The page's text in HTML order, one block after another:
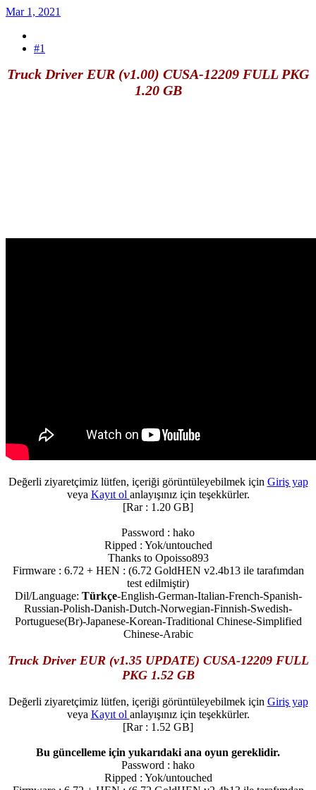
Mar 1, 2021
#1
Truck Driver EUR (v1.00) CUSA-12209 FULL PKG
1.20 GB
Değerli ziyaretçimiz lütfen, içeriği görüntüleyebilmek için Giriş yap
veya Kayıt ol anlayışınız için teşekkürler.
[Rar : 1.20 GB]
Password : hako
Ripped : Yok/untouched
Thanks to Opoisso893
Firmware : 6.72 + HEN : (6.72 GoldHEN v2.4b13 ile tarafımdan
test edilmiştir)
Dil/Language: Türkçe-English-German-Italian-French-Spanish-
Russian-Polish-Danish-Dutch-Norwegian-Finnish-Swedish-
Portuguese(Br)-Japanese-Korean-Traditional Chinese-Simplified
Chinese-Arabic
Truck Driver EUR (v1.35 UPDATE) CUSA-12209 FULL
PKG 1.52 GB
Değerli ziyaretçimiz lütfen, içeriği görüntüleyebilmek için Giriş yap
veya Kayıt ol anlayışınız için teşekkürler.
[Rar : 1.52 GB]
Bu güncelleme için yukarıdaki ana oyun gereklidir.
Password : hako
Ripped : Yok/untouched